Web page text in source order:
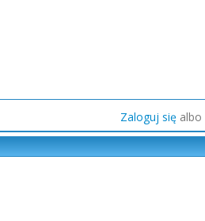
Zaloguj się albo